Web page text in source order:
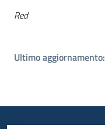
Red
Ultimo aggiornamento: